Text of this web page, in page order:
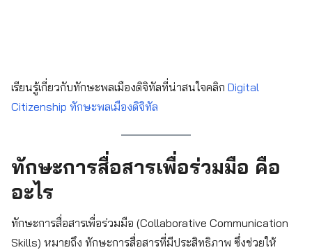
เรียนรู้เกี่ยวกับทักษะพลเมืองดิจิทัลที่น่าสนใจคลิก Digital
Citizenship ทักษะพลเมืองดิจิทัล
ทักษะการสื่อสารเพื่อร่วมมือ คือ
อะไร
ทักษะการสื่อสารเพื่อร่วมมือ (Collaborative Communication
Skills) หมายถึง ทักษะการสื่อสารที่มีประสิทธิภาพ ซึ่งช่วยให้